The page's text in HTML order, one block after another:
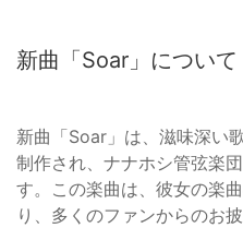
新曲「Soar」について
新曲「Soar」は、滋味深い
制作され、ナナホシ管弦楽
す。この楽曲は、彼女の楽
り、多くのファンからのお